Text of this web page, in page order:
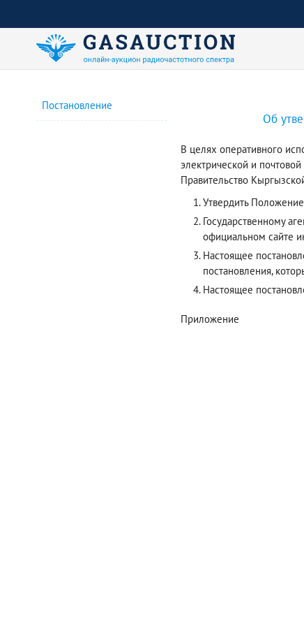
Постановление
Об
В целях оперативного
электрической и
Правительство
Утвердить
Государственному
официальном сайте
Настоящее
постановления,
Настоящее
Приложение